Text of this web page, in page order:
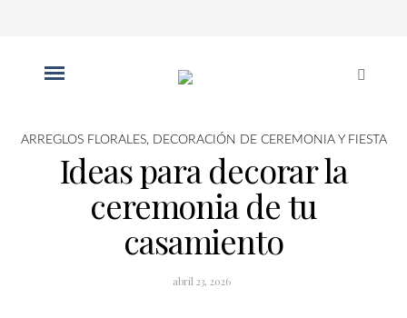
ARREGLOS FLORALES, DECORACIÓN DE CEREMONIA Y FIESTA
Ideas para decorar la
ceremonia de tu
casamiento
abril 23, 2026